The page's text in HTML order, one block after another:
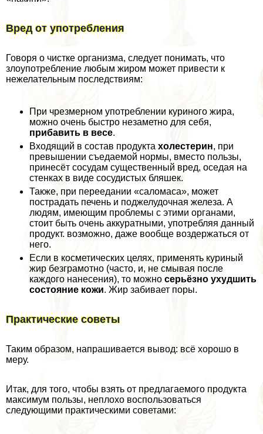
Вред от употрeбления
Говоря о чистке организма, следует понимать, что
злоупотрeбление любым жиром может привести к
нежелательным последствиям:
При чрезмерном употрeблении куриного жира,
можно очень быстро незаметно для себя,
прибавить в весе.
Входящий в состав продукта холестерин, при
превышении съедаемой нормы, вместо пользы,
принесёт сосудам существенный вред, оседая на
стенках в виде сосудистых бляшек.
Также, при переедании «саломаса», может
пострадать печень и поджелудочная железа. А
людям, имеющим проблемы с этими органами,
стоит быть очень аккуратными, употрeбляя данный
продукт. возможно, даже вообще воздержаться от
него.
Если в косметических целях, применять куриный
жир безграмотно (часто, и, не смывая после
каждого нанесения), то можно серьёзно ухудшить
состояние кожи. Жир забивает поры.
Пpaктические советы
Таким образом, напрашивается вывод: всё хорошо в
меру.
Итак, для того, чтобы взять от предлагаемого продукта
максимум пользы, неплохо воспользоваться
следующими пpaктическими советами: